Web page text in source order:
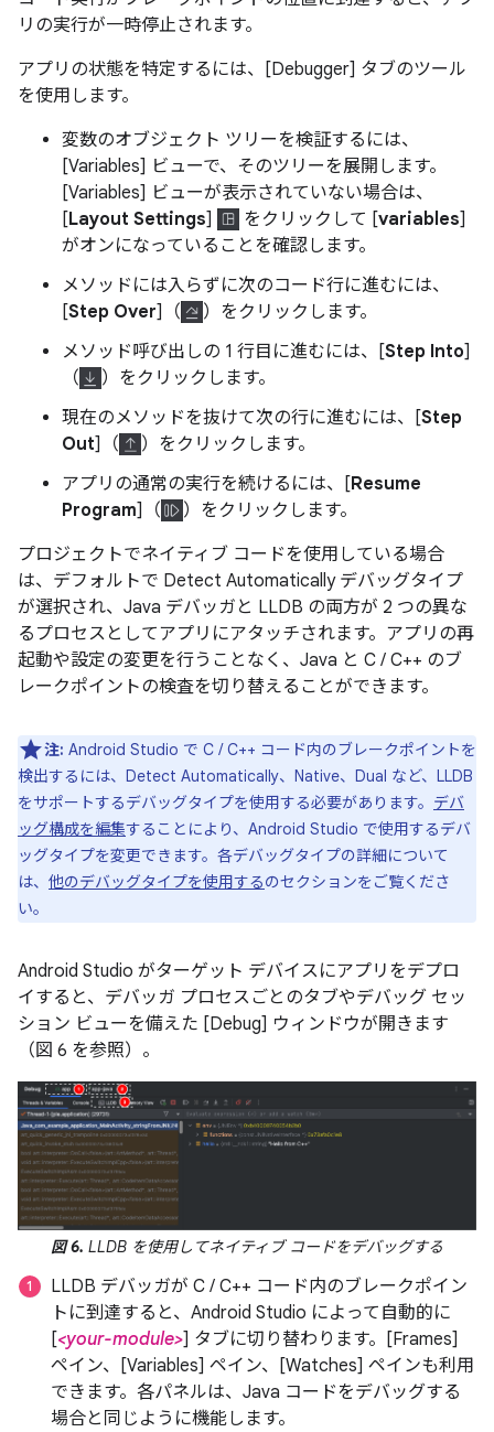
リの実行が一時停止されます。
アプリの状態を特定するには、[Debugger] タブのツール
を使用します。
変数のオブジェクト ツリーを検証するには、
[Variables] ビューで、そのツリーを展開します。
[Variables] ビューが表示されていない場合は、
[Layout Settings] をクリックして [variables]
がオンになっていることを確認します。
メソッドには入らずに次のコード行に進むには、
[Step Over]（
）をクリックします。
メソッド呼び出しの 1 行目に進むには、[Step Into]
（
）をクリックします。
現在のメソッドを抜けて次の行に進むには、[Step
Out]（
）をクリックします。
アプリの通常の実行を続けるには、[Resume
Program]（
）をクリックします。
プロジェクトでネイティブ コードを使用している場合
は、デフォルトで Detect Automatically デバッグタイプ
が選択され、Java デバッガと LLDB の両方が 2 つの異な
るプロセスとしてアプリにアタッチされます。アプリの再
起動や設定の変更を行うことなく、Java と C / C++ のブ
レークポイントの検査を切り替えることができます。
注: Android Studio で C / C++ コード内のブレークポイントを
検出するには、Detect Automatically、Native、Dual など、LLDB
をサポートするデバッグタイプを使用する必要があります。 デバ
ッグ構成を編集することにより、Android Studio で使用するデバ
ッグタイプを変更できます。各デバッグタイプの詳細について
は、 他のデバッグタイプを使用するのセクションをご覧くださ
い。
Android Studio がターゲット デバイスにアプリをデプロ
イすると、デバッガ プロセスごとのタブやデバッグ セッ
ション ビューを備えた [Debug] ウィンドウが開きます
（図 6 を参照）。
図 6. LLDB を使用してネイティブ コードをデバッグする
LLDB デバッガが C / C++ コード内のブレークポイン
トに到達すると、Android Studio によって自動的に
[<your-module>] タブに切り替わります。[Frames]
ペイン、[Variables] ペイン、[Watches] ペインも利用
できます。各パネルは、Java コードをデバッグする
場合と同じように機能します。